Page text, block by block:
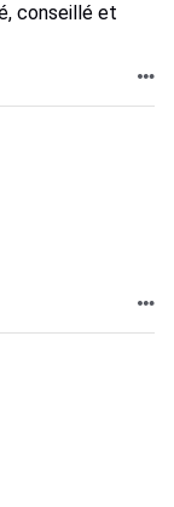
conseillé et